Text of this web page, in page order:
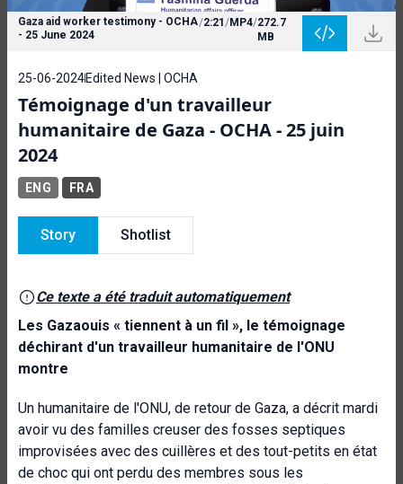
Gaza aid worker testimony - OCHA
- 25 June 2024
/2:21/MP4/272.7
MB
25-06-2024Edited News | OCHA
Témoignage d'un travailleur
humanitaire de Gaza - OCHA - 25 juin
2024
ENG FRA
Story Shotlist
Ce texte a été traduit automatiquement
Les Gazaouis « tiennent à un fil », le témoignage
déchirant d'un travailleur humanitaire de l'ONU
montre
Un humanitaire de l'ONU, de retour de Gaza, a décrit mardi
avoir vu des familles creuser des fosses septiques
improvisées avec des cuillères et des tout-petits en état
de choc qui ont perdu des membres sous les